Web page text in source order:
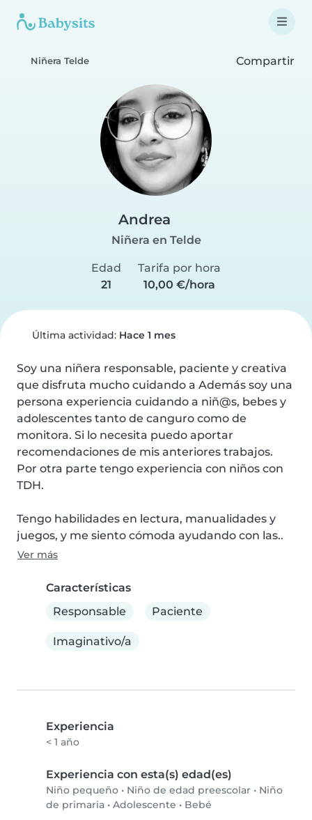
Niñera Telde Compartir
Andrea
Niñera en Telde
Edad
21
Tarifa por hora
10,00 €/hora
Última actividad: Hace 1 mes
Soy una niñera responsable, paciente y creativa
que disfruta mucho cuidando a Además soy una
persona experiencia cuidando a niñ@s, bebes y
adolescentes tanto de canguro como de
monitora. Si lo necesita puedo aportar
recomendaciones de mis anteriores trabajos.
Por otra parte tengo experiencia con niños con
TDH.
Tengo habilidades en lectura, manualidades y
juegos, y me siento cómoda ayudando con las..
Ver más
Características
Responsable
Paciente
Imaginativo/a
Experiencia
< 1 año
Experiencia con esta(s) edad(es)
Niño pequeño • Niño de edad preescolar • Niño
de primaria • Adolescente • Bebé